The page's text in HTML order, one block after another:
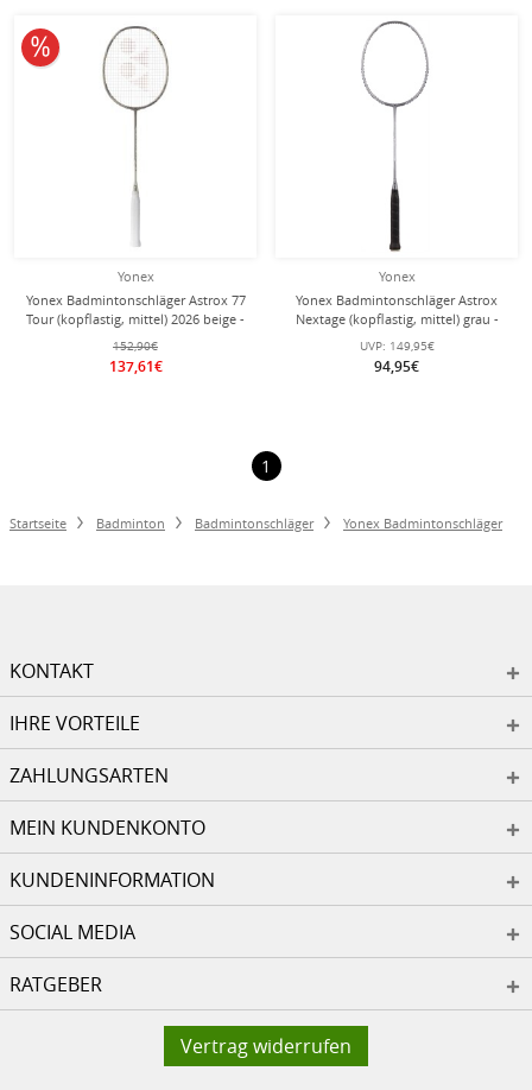
Yonex
Yonex Badmintonschläger Astrox 77
Tour (kopflastig, mittel) 2026 beige -
besaitet -
152,90€
137,61€
10% reduziert
Yonex
Yonex Badmintonschläger Astrox
Nextage (kopflastig, mittel) grau -
besaitet -
UVP: 149,95€
94,95€
1
Startseite Badminton Badmintonschläger Yonex Badmintonschläger
KONTAKT
IHRE VORTEILE
ZAHLUNGSARTEN
MEIN KUNDENKONTO
KUNDENINFORMATION
SOCIAL MEDIA
RATGEBER
Vertrag widerrufen